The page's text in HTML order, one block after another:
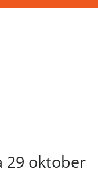
29 oktober